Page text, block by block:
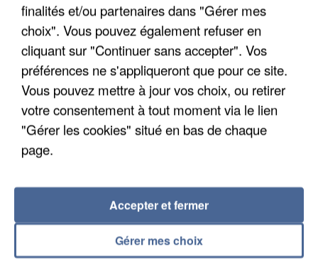
MAFIA INTERPELLÉ EN ALGÉRIE
finalités et/ou partenaires dans "Gérer mes
choix". Vous pouvez également refuser en
cliquant sur "Continuer sans accepter". Vos
préférences ne s'appliqueront que pour ce site.
Vous pouvez mettre à jour vos choix, ou retirer
votre consentement à tout moment via le lien
"Gérer les cookies" situé en bas de chaque
page.
Gérer mes choix
Accepter et fermer